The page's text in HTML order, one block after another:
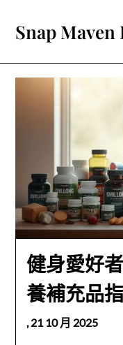
content
Snap Maven
健身愛好
養補充品
,21 10 月 2025